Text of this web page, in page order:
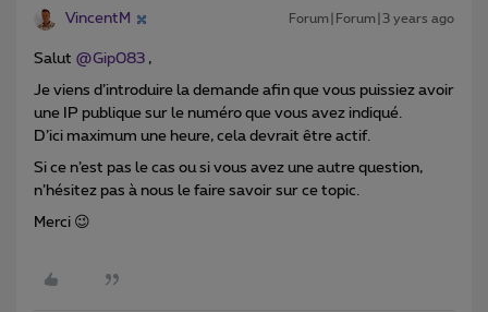
VincentM Forum|Forum|3 years ago
Salut @Gip083 ,
Je viens d’introduire la demande afin que vous puissiez avoir
une IP publique sur le numéro que vous avez indiqué.
D’ici maximum une heure, cela devrait être actif.
Si ce n’est pas le cas ou si vous avez une autre question,
n’hésitez pas à nous le faire savoir sur ce topic.
Merci 😉